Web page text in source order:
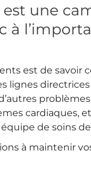
une
à
est de savoir
lignes
cardiaques,
de soins
à maintenir